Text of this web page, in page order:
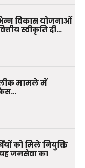
विकास योजनाओं
स्वीकृति दी…
मामले में
केस…
को मिले नियुक्ति
जनसेवा का